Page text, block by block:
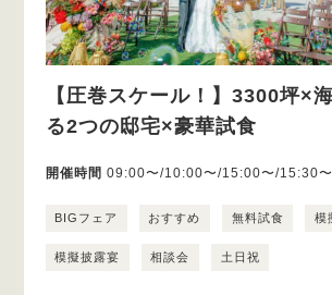
【圧巻スケール！】3300坪×
る2つの邸宅×豪華試食
開催時間 09:00〜/10:00〜/15:00〜/15:30
BIGフェア おすすめ 無料試食 模
模擬披露宴 相談会 土日祝